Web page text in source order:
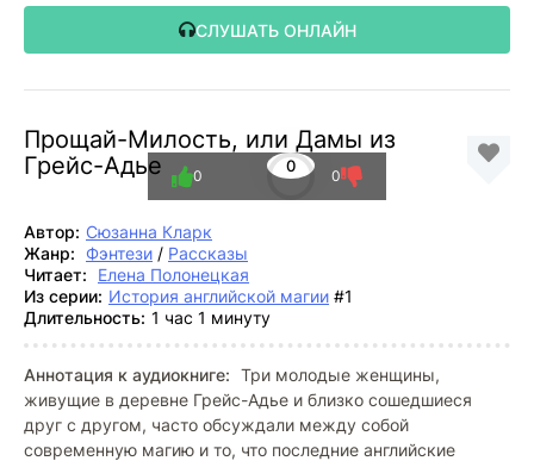
СЛУШАТЬ ОНЛАЙН
Прощай-Милость, или Дамы из
Грейс-Адье
0
0 0
Автор: Сюзанна Кларк
Жанр:
Фэнтези / Рассказы
Читает:
Елена Полонецкая
Из серии: История английской магии #1
Длительность: 1 час 1 минуту
Аннотация к аудиокниге: Три молодые женщины,
живущие в деревне Грейс-Адье и близко сошедшиеся
друг с другом, часто обсуждали между собой
современную магию и то, что последние английские